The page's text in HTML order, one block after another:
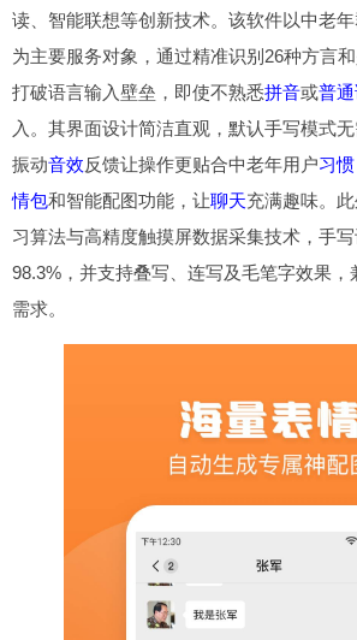
读、智能联想等创新技术。该软件以中老
为主要服务对象，通过精准识别26种方言
打破语言输入壁垒，即使不熟悉拼音或普
入。其界面设计简洁直观，默认手写模式
振动音效反馈让操作更贴合中老年用户习惯
情包和智能配图功能，让聊天充满趣味。
习算法与高精度触摸屏数据采集技术，手
98.3%，并支持叠写、连写及毛笔字效果
需求。